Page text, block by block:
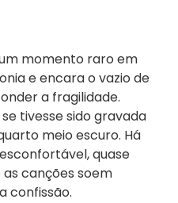
momento raro em
e encara o vazio de
a fragilidade.
tivesse sido gravada
meio escuro. Há
quase
canções soem
confissão.